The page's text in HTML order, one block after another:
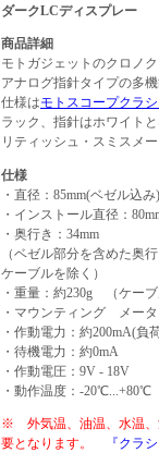
ダークLCディスプレー
商品詳細
モトガジェットのクロノ
アナログ指針タイプの多
仕様はモトスコープクラシ
ラック、指針はホワイト
リティッシュ・スミスメ
仕様
・直径：85mm(ベゼル込み)
・インストール直径：
・奥行き：34mm
（ベゼル部分を含めた奥
ケーブルを除く）
・重量：約230g （ケーブ
・マウンティング メー
・作動電力：約200mA(負
・待機電力：約0mA
・作動電圧：9V - 18V
・動作温度：-20℃...+80℃
※ 外気温、油温、水温、
要となります。
『クラ